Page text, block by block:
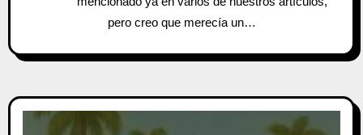
pero creo que merecía un…